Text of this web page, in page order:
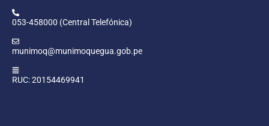
053-458000 (Central Telefónica)
munimoq@munimoquegua.gob.pe
RUC: 20154469941